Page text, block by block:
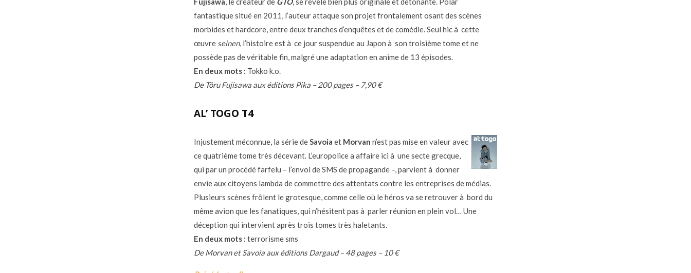
fantastique situé en 2011, l’auteur attaque son projet frontalement osant des scènes
morbides et hardcore, entre deux tranches d’enquêtes et de comédie. Seul hic à cette
œuvre seinen, l’histoire est à ce jour suspendue au Japon à son troisième tome et ne
possède pas de véritable fin, malgré une adaptation en anime de 13 épisodes.
En deux mots : Tokko k.o.
De Tôru Fujisawa aux éditions Pika – 200 pages – 7,90 €
AL’ TOGO T4
Injustement méconnue, la série deSavoia et Morvan n’est pas mise en valeur avec
ce quatrième tome très décevant. L’europolice a affaire ici à une secte grecque,
qui par un procédé farfelu – l’envoi de SMS de propagande –, parvient à donner
envie aux citoyens lambda de commettre des attentats contre les entreprises de médias.
Plusieurs scènes frôlent le grotesque, comme celle où le héros va se retrouver à bord du
même avion que les fanatiques, qui n’hésitent pas à parler réunion en plein vol… Une
déception qui intervient après trois tomes très haletants.
En deux mots : terrorisme sms
De Morvan et Savoia aux éditions Dargaud – 48 pages – 10 €